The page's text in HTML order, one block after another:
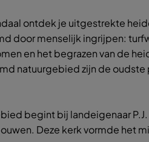
ontdek je uitgestrekte
door menselijk ingrijpen:
en het begrazen van de
natuurgebied zijn de
begint bij landeigenaar
Deze kerk vormde het